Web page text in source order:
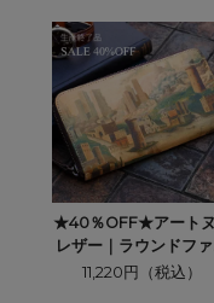
★40％OFF★アート
レザー｜ラウンドファ
ナー長財布【空想都市
11,220円（税込）